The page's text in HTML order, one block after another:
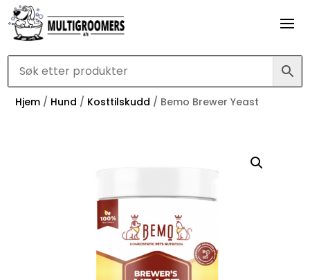
Hjem / Hund / Kosttilskudd / Bemo Brewer Yeast